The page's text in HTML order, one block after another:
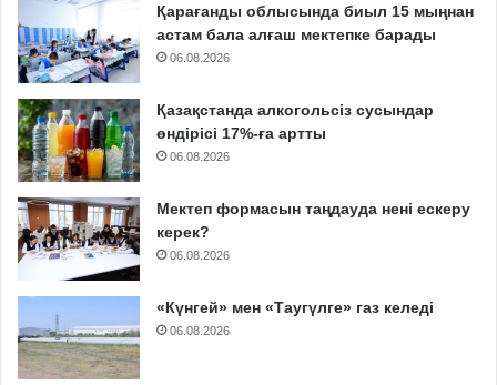
Қарағанды облысында биыл 15 мыңнан
астам бала алғаш мектепке барады
06.08.2026
Қазақстанда алкогольсіз сусындар
өндірісі 17%-ға артты
06.08.2026
Мектеп формасын таңдауда нені ескеру
керек?
06.08.2026
«Күнгей» мен «Таугүлге» газ келеді
06.08.2026